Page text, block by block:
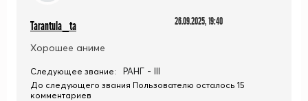
Tarantula_ta 26.09.2025, 19:40
Хорошее аниме
Следующее звание: РАНГ - III
До следующего звания Пользователю осталось 15
комментариев